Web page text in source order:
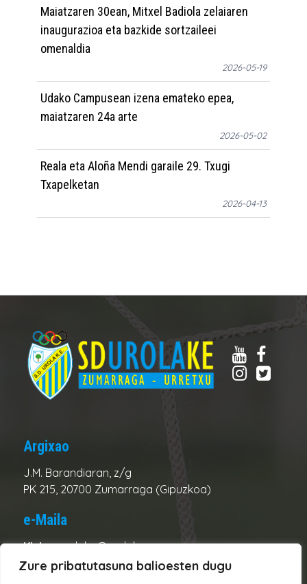
Zure pribatutasuna balioesten dugu
Maiatzaren 30ean, Mitxel Badiola zelaiaren
inaugurazioa eta bazkide sortzaileei
omenaldia
2026-05-19
Udako Campusean izena emateko epea,
maiatzaren 24a arte
2026-05-02
Reala eta Aloña Mendi garaile 29. Txugi
Txapelketan
2026-04-13
Argixao
J.M. Barandiaran, z/g
PK 215, 20700 Zumarraga (Gipuzkoa)
e-Maila
Kluba:urolake@urolake.eus
Administrazioa:admin@urolake.eus